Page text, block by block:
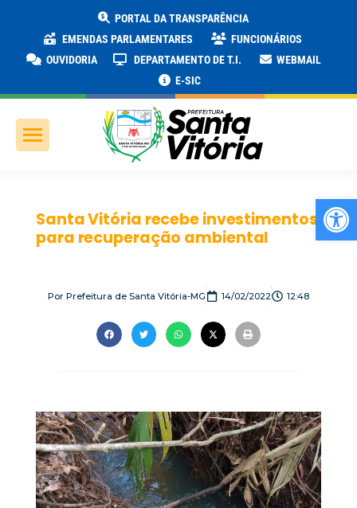
PORTAL DA TRANSPARÊNCIA
EMENDAS PARLAMENTARES
FUNCIONÁRIOS
OUVIDORIA
DEPARTAMENTO DE T.I.
WEBMAIL
E-SIC
Santa Vitória recebe investimentos
para recuperação ambiental
Por Prefeitura de Santa Vitória-MG 14/02/2022 12:48